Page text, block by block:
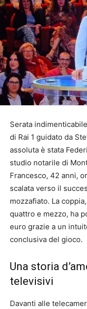
Serata
di Rai 1 guidato da
assoluta è stata
studio notarile di
Francesco, 42 anni,
scalata verso il
mozzafiato. La
quattro e mezzo, ha
euro grazie a un
conclusiva del gioco.
Una storia
televisivi
Davanti alle